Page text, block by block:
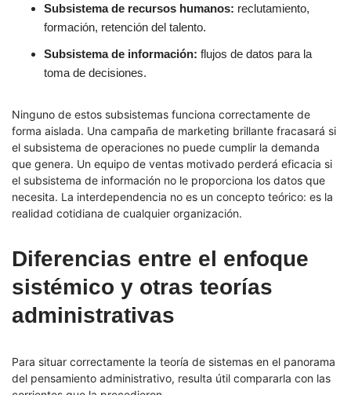
Subsistema de recursos humanos: reclutamiento,
formación, retención del talento.
Subsistema de información: flujos de datos para la
toma de decisiones.
Ninguno de estos subsistemas funciona correctamente de
forma aislada. Una campaña de marketing brillante fracasará si
el subsistema de operaciones no puede cumplir la demanda
que genera. Un equipo de ventas motivado perderá eficacia si
el subsistema de información no le proporciona los datos que
necesita. La interdependencia no es un concepto teórico: es la
realidad cotidiana de cualquier organización.
Diferencias entre el enfoque
sistémico y otras teorías
administrativas
Para situar correctamente la teoría de sistemas en el panorama
del pensamiento administrativo, resulta útil compararla con las